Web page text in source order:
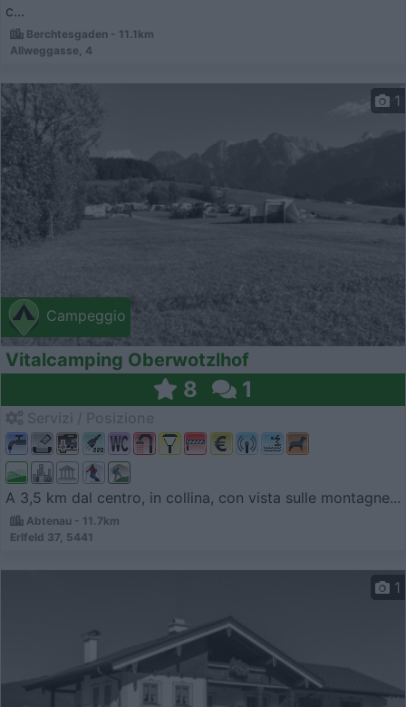
c...
Berchtesgaden - 11.1km
Allweggasse, 4
Campeggio
1
Vitalcamping Oberwotzlhof
8 1
A 3,5 km dal centro, in collina, con vista sulle montagne...
Abtenau - 11.7km
Erlfeld 37, 5441
1